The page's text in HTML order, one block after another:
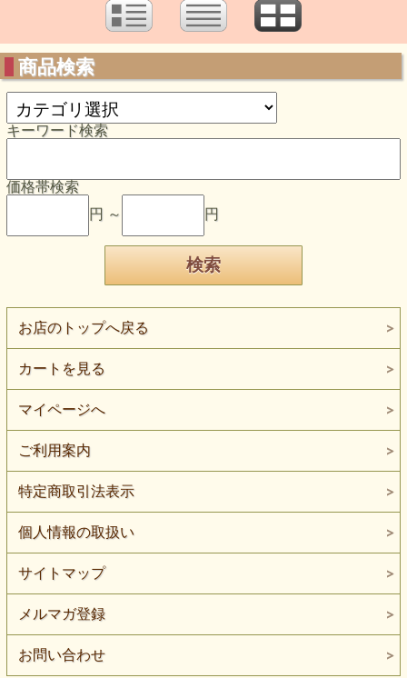
商品検索
キーワード検索
価格帯検索
円 ～
円
お店のトップへ戻る
カートを見る
マイページへ
ご利用案内
特定商取引法表示
個人情報の取扱い
サイトマップ
メルマガ登録
お問い合わせ